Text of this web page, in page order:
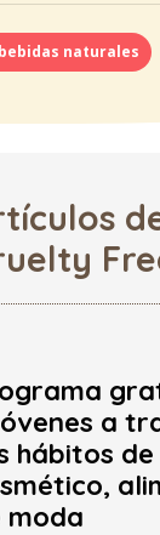
naturales
a
hábitos
moda